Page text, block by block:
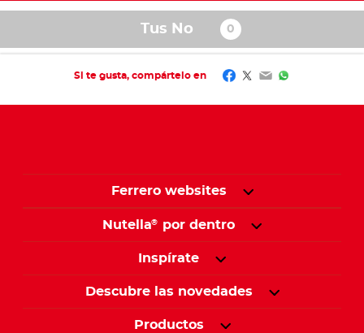
Tus No
Si te gusta, compártelo en Facebook
Twitter
EmailWhatsApp
Ferrero websites
Nutella® por dentro
Inspírate
Descubre las novedades
Productos